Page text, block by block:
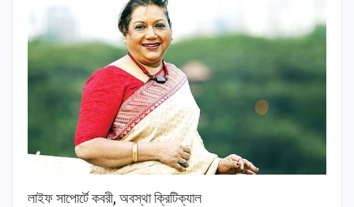
লাইফ সাপোর্টে কবরী, অবস্থা ক্রিটিক্যাল